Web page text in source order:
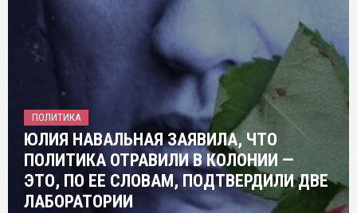
ПОЛИТИКА
ЮЛИЯ НАВАЛЬНАЯ ЗАЯВИЛА, ЧТО
ПОЛИТИКА ОТРАВИЛИ В КОЛОНИИ —
ЭТО, ПО ЕЕ СЛОВАМ, ПОДТВЕРДИЛИ ДВЕ
ЛАБОРАТОРИИ